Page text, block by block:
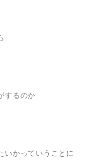
するのか
いかっていうことに